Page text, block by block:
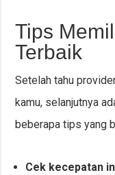
Tips
Terbaik
Setelah tahu
kamu, selanjutnya
beberapa tips yang
Cek kecepatan